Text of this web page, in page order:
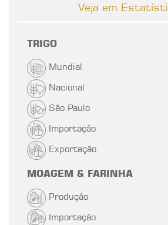
Veja em
TRIGO
Mundial
Nacional
São Paulo
Importação
Exportação
MOAGEM & FARINHA
Produção
Importação